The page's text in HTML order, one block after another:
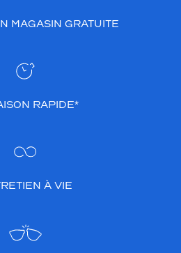
MAGASIN GRATUITE
RAPIDE*
À VIE